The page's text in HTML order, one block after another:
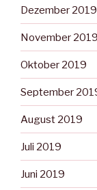
Dezember 2019
November 2019
Oktober 2019
September
August 2019
Juli 2019
Juni 2019